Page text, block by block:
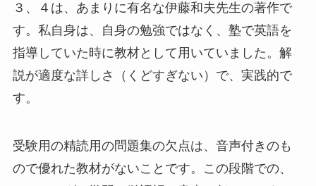
３、４は、あまりに有名な伊藤和夫先生の著作で
す。私自身は、自身の勉強ではなく、塾で英語を
指導していた時に教材として用いていました。解
説が適度な詳しさ（くどすぎない）で、実践的で
す。
受験用の精読用の問題集の欠点は、音声付きのも
ので優れた教材がないことです。この段階での、